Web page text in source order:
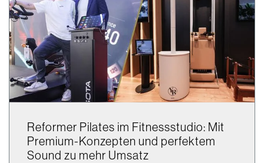
Reformer Pilates im Fitnessstudio: Mit
Premium-Konzepten und perfektem
Sound zu mehr Umsatz